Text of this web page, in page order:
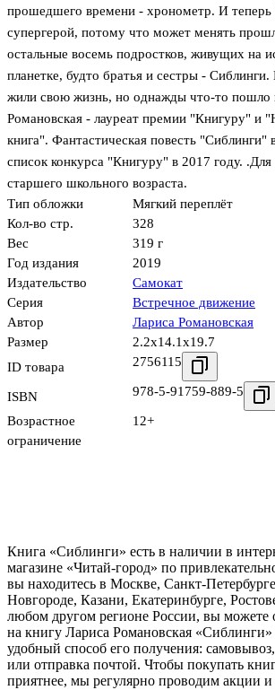
прошедшего времени - хронометр. И теперь
супергерой, потому что может менять
остальные восемь подростков, живущих на
планетке, будто братья и сестры -
жили свою жизнь, но однажды что-то пошло
Романовская - лауреат премии "Книгуру" и
книга". Фантастическая повесть "Сиблинги"
список конкурса "Книгуру" в 2017 году. .Для
старшего школьного возраста.
Тип обложки
Мягкий переплёт
Кол-во стр.
328
Вес
319 г
Год издания
2019
Издательство
Самокат
Серия
Встречное движение
Автор
Лариса Романовская
Размер
2.2x14.1x19.7
ID товара
2756115
ISBN 978-5-91759-889-5
Возрастное
ограничение
12+
Книга «Сиблинги» есть в наличии в
магазине «Читай-город» по
вы находитесь в Москве, Санкт-
Новгороде, Казани, Екатеринбурге,
любом другом регионе России, вы можете
на книгу Лариса Романовская
удобный способ его получения:
или отправка почтой. Чтобы покупать
приятнее, мы регулярно проводим акции